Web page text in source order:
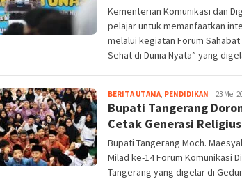
Kementerian Komunikasi dan
pelajar untuk memanfaatkan
melalui kegiatan Forum Sahabat
Sehat di Dunia Nyata” yang
BERITA UTAMA, PENDIDIKAN bg-
admin
23 Mei
Bupati Tangerang
Cetak Generasi
Bupati Tangerang Moch.
Milad ke-14 Forum Komunikasi
Tangerang yang digelar di